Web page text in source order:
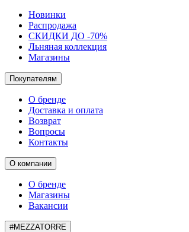
Новинки
Распродажа
СКИДКИ ДО -70%
Льняная коллекция
Магазины
Покупателям
О бренде
Доставка и оплата
Возврат
Вопросы
Контакты
О компании
О бренде
Магазины
Вакансии
#MEZZATORRE